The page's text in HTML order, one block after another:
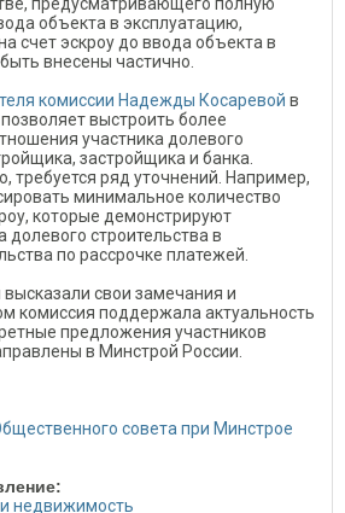
объекта в эксплуатацию,
счет эскроу до ввода объекта в
внесены частично.
комиссии Надежды Косаревой в
выстроить более
участника долевого
застройщика и банка.
требуется ряд уточнений. Например,
минимальное количество
которые демонстрируют
долевого строительства в
по рассрочке платежей.
высказали свои замечания и
комиссия поддержала актуальность
предложения участников
в Минстрой России.
совета при Минстрое
и недвижимость